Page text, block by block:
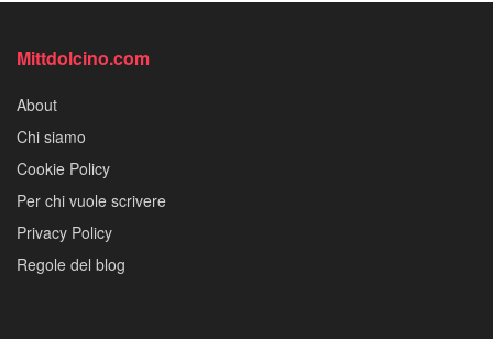
Mittdolcino.com
About
Chi siamo
Cookie Policy
Per chi vuole scrivere
Privacy Policy
Regole del blog